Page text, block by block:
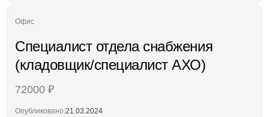
Офис
Специалист отдела снабжения
(кладовщик/специалист АХО)
72000 ₽
Опубликовано:21.03.2024